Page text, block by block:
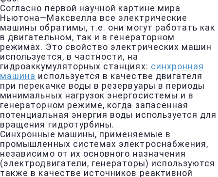
Согласно первой научной картине мира
Ньютона—Максвелла все электрические
машины обратимы, т.е. они могут работать как
в двигательном, так и в генераторном
режимах. Это свойство электрических машин
используется, в частности, на
гидроаккумуляторных станциях: синхронная
машина используется в качестве двигателя
при перекачке воды в резервуары в периоды
минимальных нагрузок энергосистемы и в
генераторном режиме, когда запасенная
потенциальная энергия воды используется для
вращения гидротурбины.
Синхронные машины, применяемые в
промышленных системах электроснабжения,
независимо от их основного назначения
(электродвигатели, генераторы) используются
также в качестве источников реактивной